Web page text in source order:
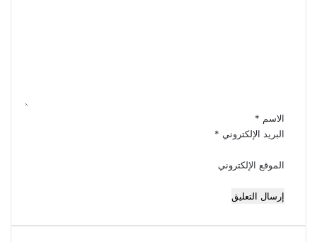
الاسم *
البريد الإلكتروني *
الموقع الإلكتروني